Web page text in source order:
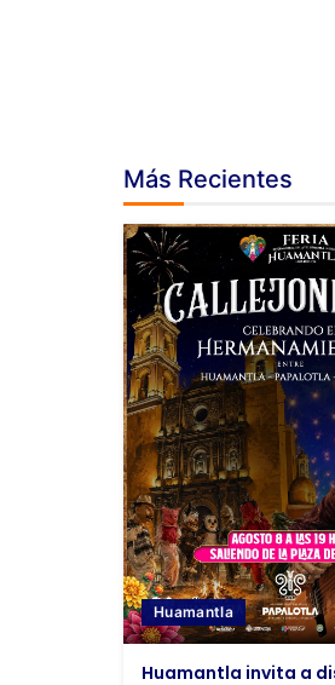
Más Recientes
Huamantla
Huamantla invita a